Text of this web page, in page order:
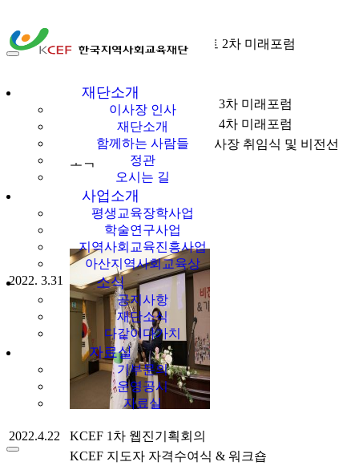
한국지역사회교육
재단
재단소개
이사장 인사
재단소개
함께하는 사람들
정관
오시는 길
사업소개
평생교육장학사업
학술연구사업
지역사회교육진흥사업
아산지역사회교육상
소식
공지사항
재단소식
다같이다가치
자료실
기부문의
운영공시
자료실
Posted By 관리자
KCEF 재단 특화 프로젝트 2차 미래포럼
2022. 3.11
KCEF 재단 특화 프로젝트 3차 미래포럼
2022. 3.22
KCEF 재단 특화 프로젝트 4차 미래포럼
2022. 3.31
한국지역사회교육재단 이사장 취임식 및 비전선
포식
2022.4.22 KCEF 1차 웹진기획회의
KCEF 지도자 자격수여식 & 워크숍